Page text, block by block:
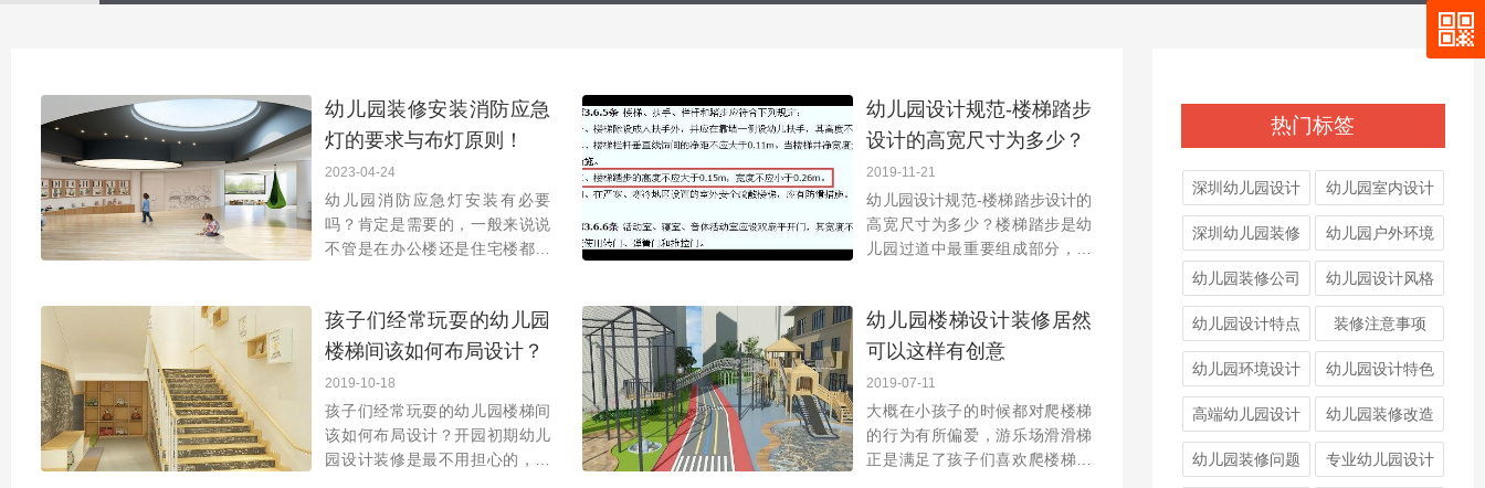
幼儿园装修安装消防应急
灯的要求与布灯原则！
2023-04-24
幼儿园消防应急灯安装有必要
吗？肯定是需要的，一般来说说
不管是在办公楼还是住宅楼都是
园装修的时候就应该安装
幼儿园设计规范-楼梯踏步
设计的高宽尺寸为多少？
2019-11-21
幼儿园设计规范-楼梯踏步设计的
高宽尺寸为多少？楼梯踏步是幼
儿园过道中最重要组成部分，那
为多少呢？接下来大正
孩子们经常玩耍的幼儿园
楼梯间该如何布局设计？
2019-10-18
孩子们经常玩耍的幼儿园楼梯间
该如何布局设计？开园初期幼儿
园设计装修是最不用担心的，从
幼儿园楼梯设计装修居然
可以这样有创意
2019-07-11
大概在小孩子的时候都对爬楼梯
的行为有所偏爱，游乐场滑滑梯
正是满足了孩子们喜欢爬楼梯的
热门标签
深圳幼儿园设计 幼儿园室内设计
深圳幼儿园装修 幼儿园户外环境
幼儿园装修公司 幼儿园设计风格
幼儿园设计特点 装修注意事项
幼儿园环境设计 幼儿园设计特色
高端幼儿园设计 幼儿园装修改造
幼儿园装修问题 专业幼儿园设计